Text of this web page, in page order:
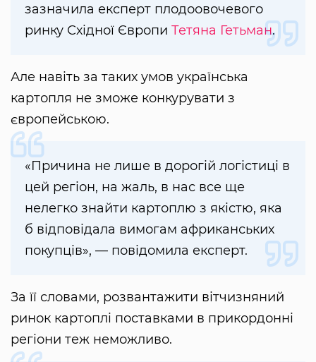
зазначила експерт плодоовочевого
ринку Східної Європи Тетяна Гетьман.
Але навіть за таких умов українська
картопля не зможе конкурувати з
європейською.
«Причина не лише в дорогій логістиці в
цей регіон, на жаль, в нас все ще
нелегко знайти картоплю з якістю, яка
б відповідала вимогам африканських
покупців», — повідомила експерт.
За її словами, розвантажити вітчизняний
ринок картоплі поставками в прикордонні
регіони теж неможливо.